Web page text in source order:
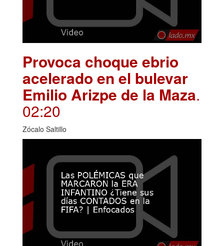
Provoca choque ebrio
acelerado en el bulevar
Emilio Arizpe de la Maza.
02:20
Zócalo Saltillo